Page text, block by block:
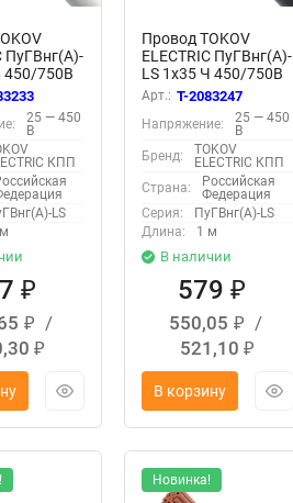
ПуГВнг(А)-
450/750В
25 — 450
В
КПП
LS
₽
₽
/
₽
Провод TOKOV
ELECTRIC ПуГВнг(А)-
LS 1х35 Ч 450/750В
(м) 00-00029642
Арт.: T-2083247
Напряжение:
25 — 450
В
Бренд:
TOKOV
ELECTRIC КПП
Страна:
Российская
Федерация
Серия:
ПуГВнг(А)-LS
Длина:
1 м
В наличии
579₽
550,05 ₽
/
521,10 ₽
В корзину
Новинка!